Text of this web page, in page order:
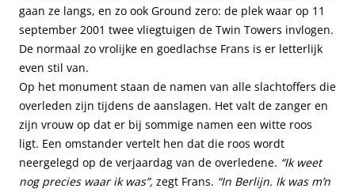
gaan ze langs, en zo ook Ground zero: de plek waar op 11
september 2001 twee vliegtuigen de Twin Towers invlogen.
De normaal zo vrolijke en goedlachse Frans is er letterlijk
even stil van.
Op het monument staan de namen van alle slachtoffers die
overleden zijn tijdens de aanslagen. Het valt de zanger en
zijn vrouw op dat er bij sommige namen een witte roos
ligt. Een omstander vertelt hen dat die roos wordt
neergelegd op de verjaardag van de overledene. “Ik weet
nog precies waar ik was”, zegt Frans. “In Berlijn. Ik was m’n